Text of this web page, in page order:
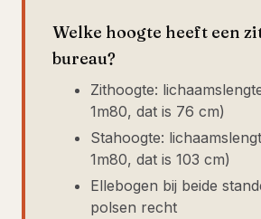
Welke hoogte heeft een
bureau?
Zithoogte:
1m80, dat is 76 cm)
Stahoogte:
1m80, dat is 103 cm)
Ellebogen bij beide
polsen recht